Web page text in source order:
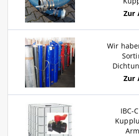
Zur
Wir
Zur
IBC-